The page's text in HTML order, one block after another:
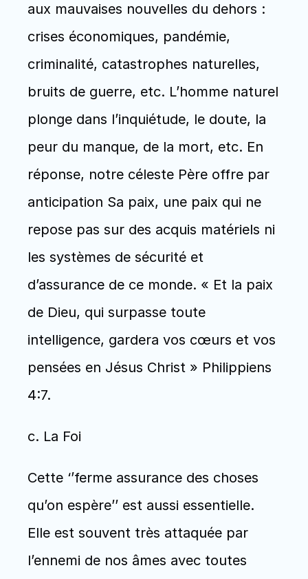
aux mauvaises nouvelles du dehors :
crises économiques, pandémie,
criminalité, catastrophes naturelles,
bruits de guerre, etc. L’homme naturel
plonge dans l’inquiétude, le doute, la
peur du manque, de la mort, etc. En
réponse, notre céleste Père offre par
anticipation Sa paix, une paix qui ne
repose pas sur des acquis matériels ni
les systèmes de sécurité et
d’assurance de ce monde. « Et la paix
de Dieu, qui surpasse toute
intelligence, gardera vos cœurs et vos
pensées en Jésus Christ » Philippiens
4:7.
c. La Foi
Cette ‘’ferme assurance des choses
qu’on espère’’ est aussi essentielle.
Elle est souvent très attaquée par
l’ennemi de nos âmes avec toutes